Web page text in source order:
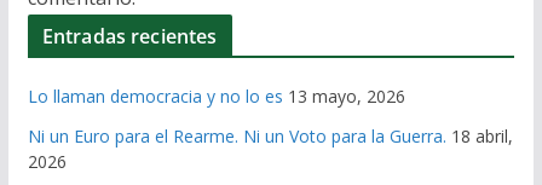
Entradas recientes
Lo llaman democracia y no lo es 13 mayo, 2026
Ni un Euro para el Rearme. Ni un Voto para la Guerra. 18 abril,
2026